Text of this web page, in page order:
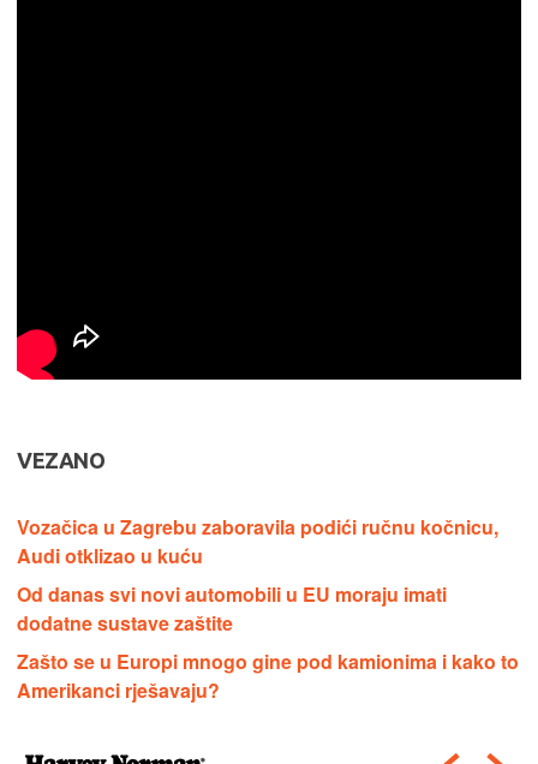
VEZANO
Vozačica u Zagrebu zaboravila podići ručnu kočnicu,
Audi otklizao u kuću
Od danas svi novi automobili u EU moraju imati
dodatne sustave zaštite
Zašto se u Europi mnogo gine pod kamionima i kako to
Amerikanci rješavaju?